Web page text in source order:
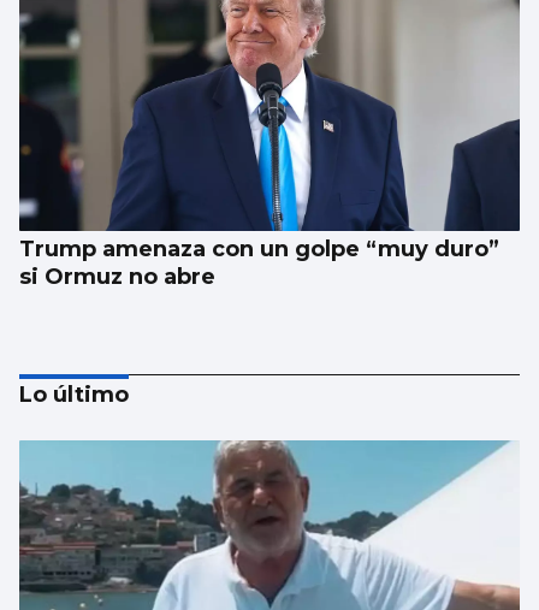
Trump amenaza con un golpe “muy duro”
si Ormuz no abre
Lo último